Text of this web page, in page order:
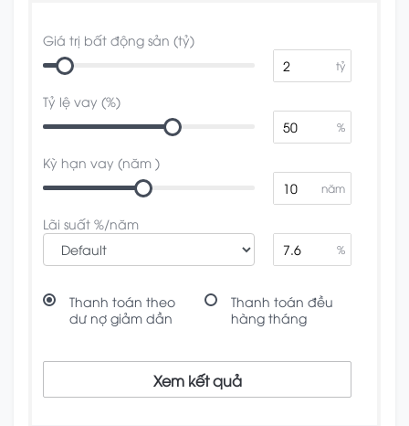
Giá trị bất động sản (tỷ)
tỷ
Tỷ lệ vay (%)
%
Kỳ hạn vay (năm )
năm
Lãi suất %/năm
%
Thanh toán theo
dư nợ giảm dần
Thanh toán đều
hàng tháng
Xem kết quả